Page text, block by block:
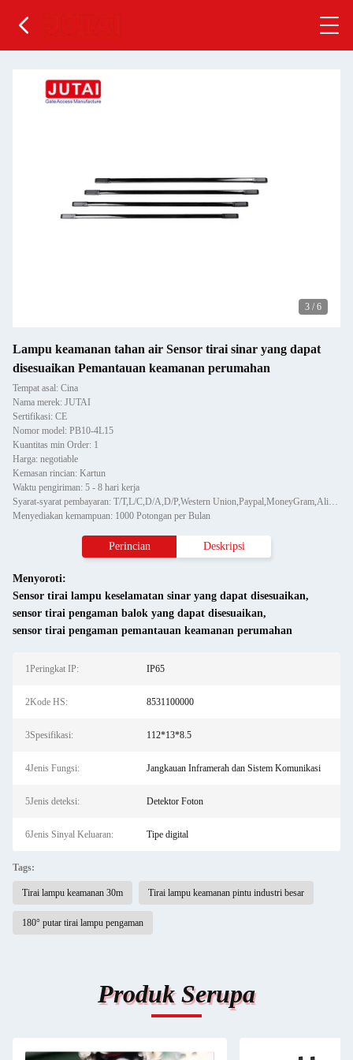
3 / 6
Lampu keamanan tahan air Sensor tirai sinar yang dapat
disesuaikan Pemantauan keamanan perumahan
Tempat asal: Cina
Nama merek: JUTAI
Sertifikasi: CE
Nomor model: PB10-4L15
Kuantitas min Order: 1
Harga: negotiable
Kemasan rincian: Kartun
Waktu pengiriman: 5 - 8 hari kerja
Syarat-syarat pembayaran: T/T,L/C,D/A,D/P,Western Union,Paypal,MoneyGram,Alipay
Menyediakan kemampuan: 1000 Potongan per Bulan
Perincian Deskripsi
Menyoroti:
Sensor tirai lampu keselamatan sinar yang dapat disesuaikan,
sensor tirai pengaman balok yang dapat disesuaikan,
sensor tirai pengaman pemantauan keamanan perumahan
1Peringkat IP: IP65
2Kode HS: 8531100000
3Spesifikasi: 112*13*8.5
4Jenis Fungsi: Jangkauan Inframerah dan Sistem Komunikasi
5Jenis deteksi: Detektor Foton
6Jenis Sinyal Keluaran: Tipe digital
Tags:
Tirai lampu keamanan 30m Tirai lampu keamanan pintu industri besar
180° putar tirai lampu pengaman
Produk Serupa